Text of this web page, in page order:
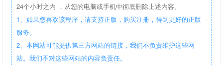
24个小时之内 ，从您的电脑或手机中彻底删除上述内容。
1、如果您喜欢该程序，请支持正版，购买注册，得到更好的正版
服务。
2、本网站可能提供第三方网站的链接，我们不负责维护这些网
站。我们不对这些网站的内容负责任。